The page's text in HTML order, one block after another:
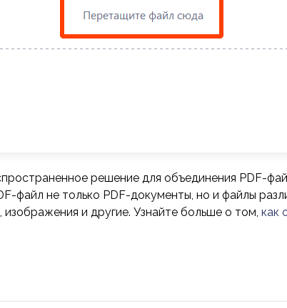
решение для объединения PDF-
файл не только PDF-документы, но и файлы
изображения и другие. Узнайте больше о том, как